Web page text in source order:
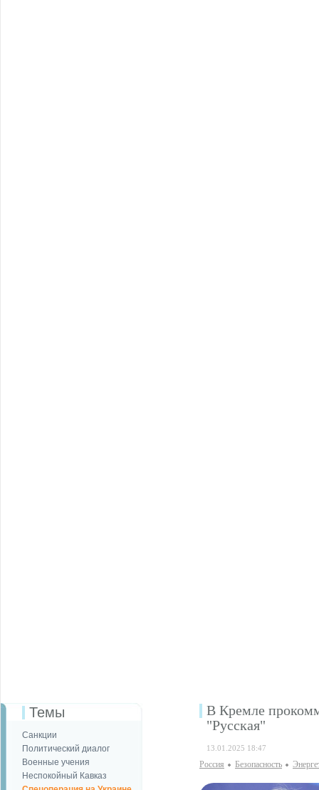
Темы
Санкции
Политический диалог
Военные учения
Неспокойный Кавказ
В Кремле
"Русская"
13.01.2025 18:47
Россия Безопаcность